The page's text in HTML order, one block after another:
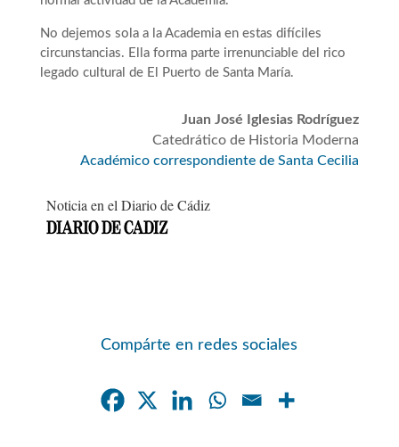
No dejemos sola a la Academia en estas difíciles
circunstancias. Ella forma parte irrenunciable del rico
legado cultural de El Puerto de Santa María.
Juan José Iglesias Rodríguez
Catedrático de Historia Moderna
Académico correspondiente de Santa Cecilia
Noticia en el Diario de Cádiz
Compárte en redes sociales